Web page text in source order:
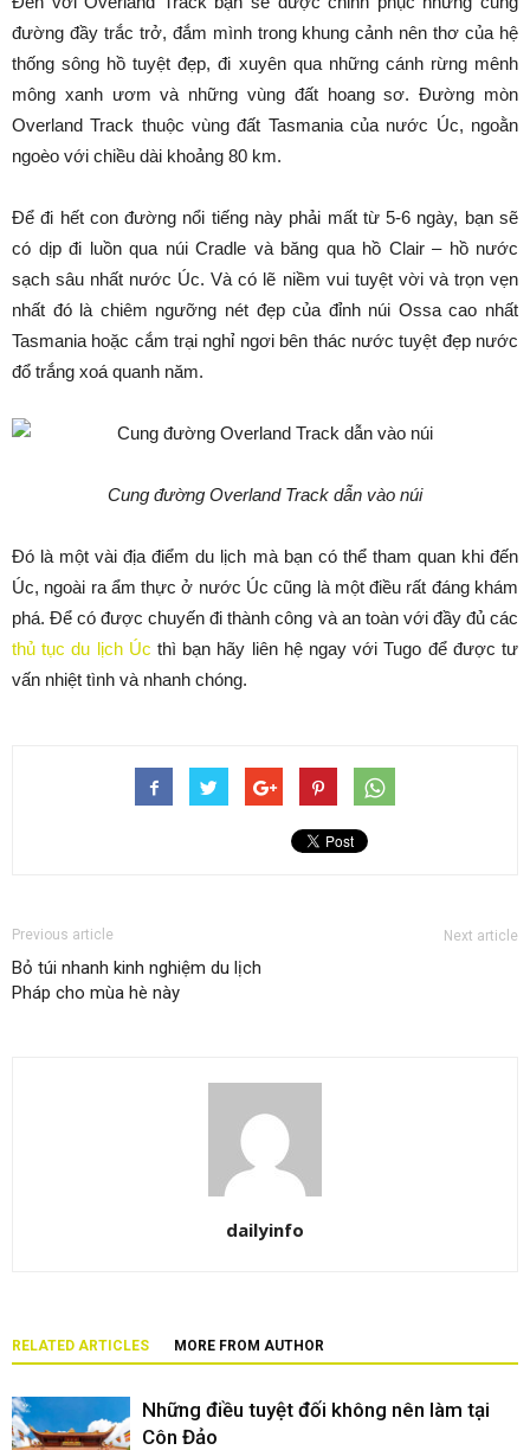
đường đầy trắc trở, đắm mình trong khung cảnh nên thơ của hệ
thống sông hồ tuyệt đẹp, đi xuyên qua những cánh rừng mênh
mông xanh ươm và những vùng đất hoang sơ. Đường mòn
Overland Track thuộc vùng đất Tasmania của nước Úc, ngoằn
ngoèo với chiều dài khoảng 80 km.
Để đi hết con đường nổi tiếng này phải mất từ 5-6 ngày, bạn sẽ
có dịp đi luồn qua núi Cradle và băng qua hồ Clair – hồ nước
sạch sâu nhất nước Úc. Và có lẽ niềm vui tuyệt vời và trọn vẹn
nhất đó là chiêm ngưỡng nét đẹp của đỉnh núi Ossa cao nhất
Tasmania hoặc cắm trại nghỉ ngơi bên thác nước tuyệt đẹp nước
đổ trắng xoá quanh năm.
Cung đường Overland Track dẫn vào núi
Đó là một vài địa điểm du lịch mà bạn có thể tham quan khi đến
Úc, ngoài ra ẩm thực ở nước Úc cũng là một điều rất đáng khám
phá. Để có được chuyến đi thành công và an toàn với đầy đủ các
thủ tục du lịch Úc thì bạn hãy liên hệ ngay với Tugo để được tư
vấn nhiệt tình và nhanh chóng.
Previous article
Bỏ túi nhanh kinh nghiệm du lịch
Pháp cho mùa hè này
Next article
dailyinfo
RELATED ARTICLES MORE FROM AUTHOR
Những điều tuyệt đối không nên làm tại
Côn Đảo